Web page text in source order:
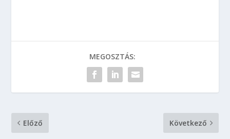
MEGOSZTÁS:
Előző Következő